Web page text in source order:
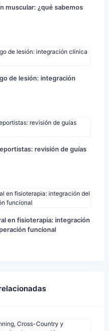
muscular: ¿qué sabemos
de lesión: integración
revisión de guías
en fisioterapia: integración
funcional